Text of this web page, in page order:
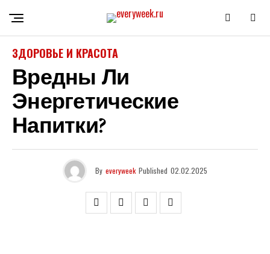
ЗДОРОВЬЕ И КРАСОТА
Вредны Ли
Энергетические
Напитки?
By everyweek Published 02.02.2025